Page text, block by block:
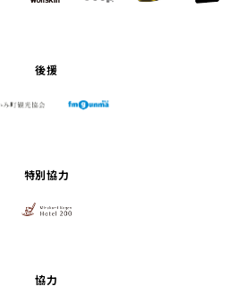
後援
特別協力
協力